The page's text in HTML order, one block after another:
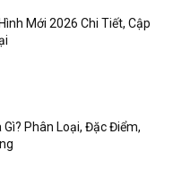
Mới 2026 Chi Tiết, Cập
Gì? Phân Loại, Đặc Điểm,